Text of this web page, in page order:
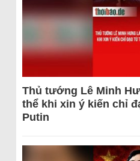
Thủ tướng Lê Minh
thể khi xin ý kiến chỉ
Putin